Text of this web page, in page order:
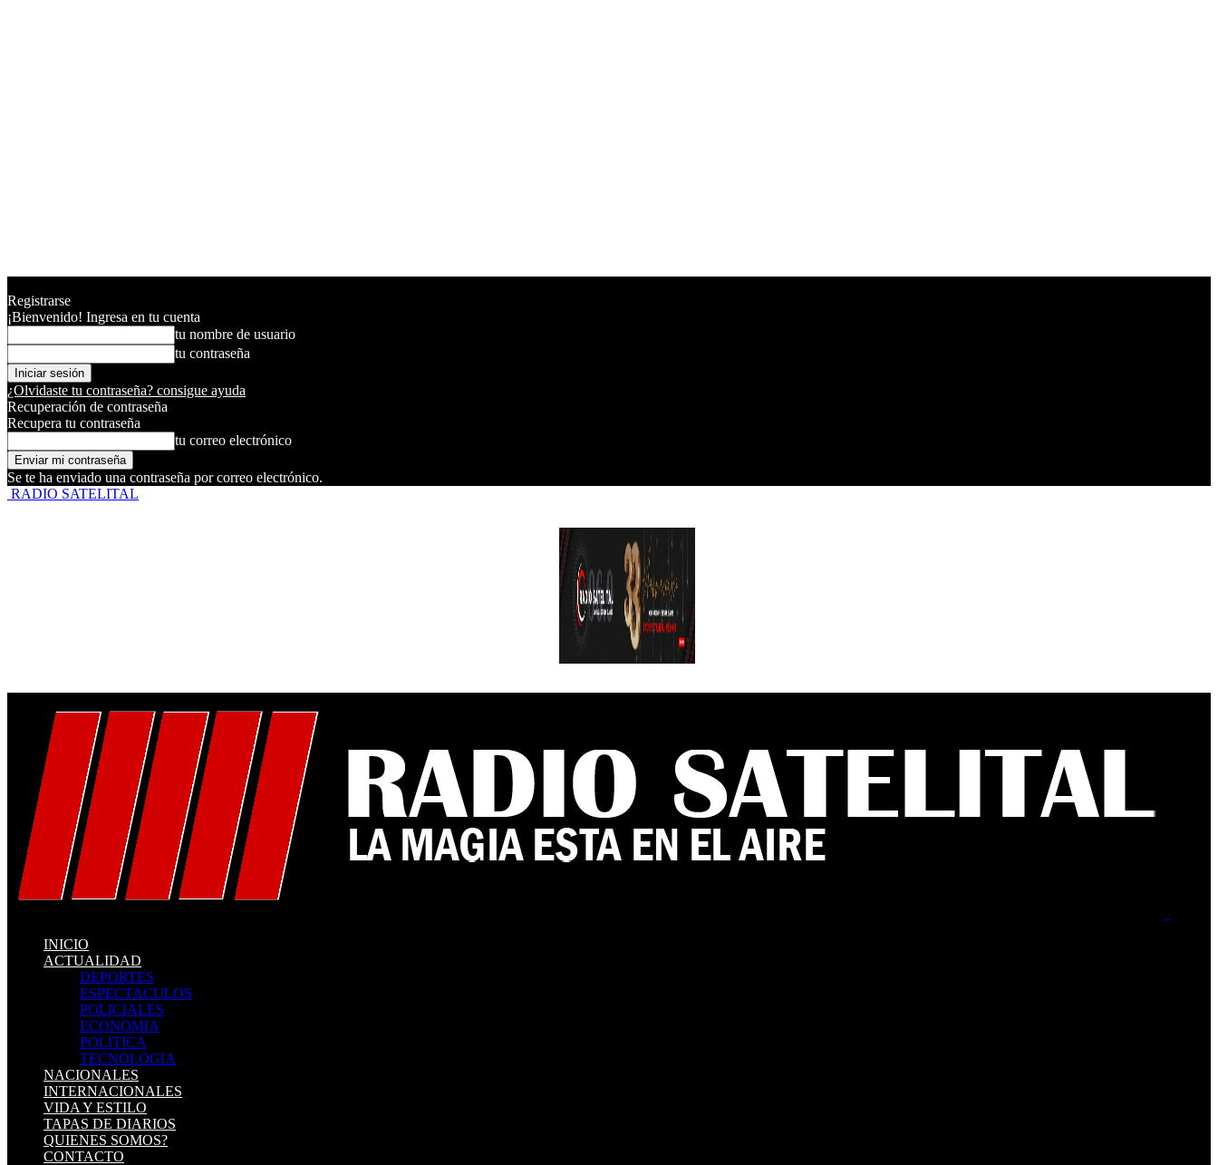
Registrarse
¡Bienvenido! Ingresa en tu cuenta
tu nombre de usuario
tu contraseña
¿Olvidaste tu contraseña? consigue ayuda
Recuperación de contraseña
Recupera tu contraseña
tu correo electrónico
Se te ha enviado una contraseña por correo electrónico.
RADIO SATELITAL
INICIO
ACTUALIDAD
DEPORTES
ESPECTACULOS
POLICIALES
ECONOMIA
POLITICA
TECNOLOGIA
NACIONALES
INTERNACIONALES
VIDA Y ESTILO
TAPAS DE DIARIOS
QUIENES SOMOS?
CONTACTO